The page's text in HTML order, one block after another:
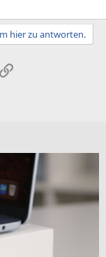
hier zu antworten.
Link